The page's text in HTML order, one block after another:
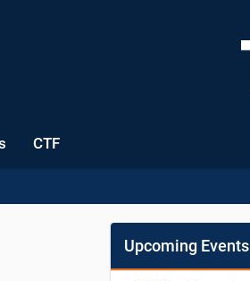
CTF
Upcoming Events